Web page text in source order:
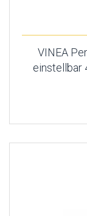
VINEA
einstellbar